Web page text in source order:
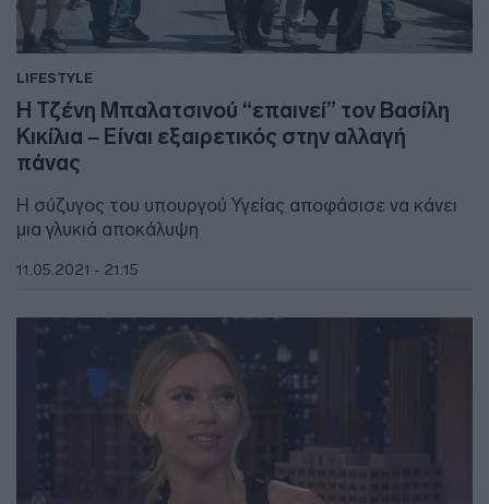
LIFESTYLE
H Τζένη Μπαλατσινού “επαινεί” τον Βασίλη
Κικίλια – Είναι εξαιρετικός στην αλλαγή
πάνας
Η σύζυγος του υπουργού Υγείας αποφάσισε να κάνει
μια γλυκιά αποκάλυψη
11.05.2021 - 21:15